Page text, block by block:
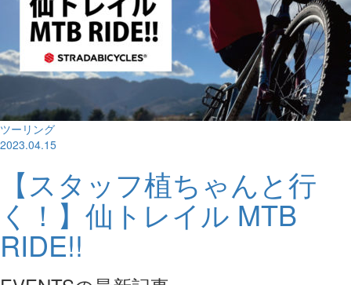
ツーリング
2023.04.15
【スタッフ植ちゃんと行
く！】仙トレイル MTB
RIDE!!